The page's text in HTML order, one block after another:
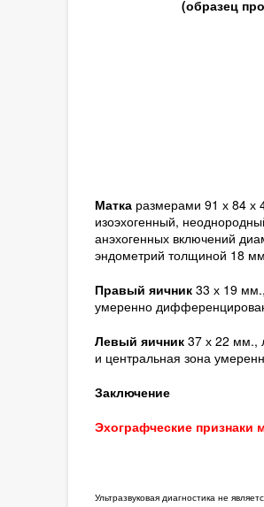
(образец
Матка размерами 91 х 84 х
изоэхогенный,
анэхогенных включений
эндометрий толщиной 18
Правый яичник 33 х 19
умеренно
Левый яичник 37 х 22 мм.,
и центральная зона
Заключение
Эхографческие признаки
Ультразвуковая диагностика не